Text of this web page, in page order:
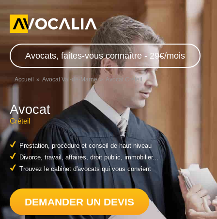
Avocats, faites-vous connaître - 29€/mois
Accueil Avocat Val-de-Marne Avocat Créteil
Avocat
Créteil
Prestation, procédure et conseil de haut niveau
Divorce, travail, affaires, droit public, immobilier...
Trouvez le cabinet d'avocats qui vous convient
DEMANDER UN DEVIS